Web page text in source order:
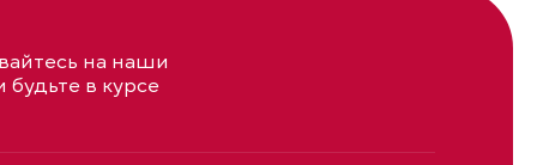
на наши
будьте в курсе